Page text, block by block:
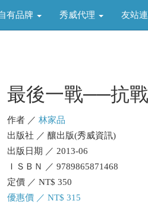
有品牌 秀威代理 友站
最後一戰──抗
作者 ／ 林家品
出版社 ／ 釀出版(秀威資訊)
出版日期 ／ 2013-06
ＩＳＢＮ ／ 9789865871468
定價 ／ NT$ 350
優惠價 ／ NT$ 315